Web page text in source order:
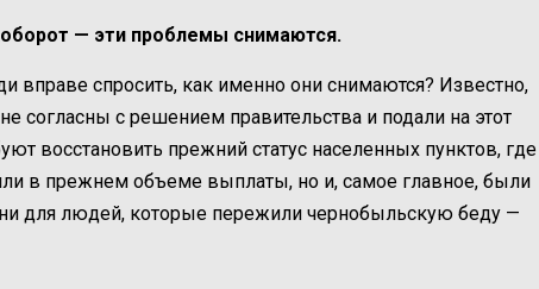
— эти проблемы снимаются.
спросить, как именно они снимаются? Известно,
согласны с решением правительства и подали на этот
восстановить прежний статус населенных пунктов, где
в прежнем объеме выплаты, но и, самое главное, были
для людей, которые пережили чернобыльскую беду —